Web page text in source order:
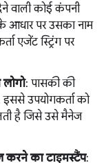
वाली कोई कंपनी
के आधार पर उसका नाम
एजेंट स्ट्रिंग पर
: पासकी की
इससे उपयोगकर्ता को
है जिसे उसे मैनेज
करने का टाइमस्टैंप: